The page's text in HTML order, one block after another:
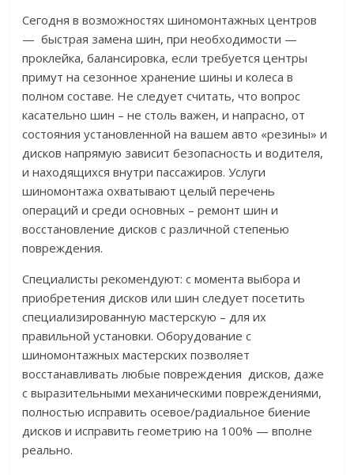
Сегодня в возможностях шиномонтажных центров
— быстрая замена шин, при необходимости —
проклейка, балансировка, если требуется центры
примут на сезонное хранение шины и колеса в
полном составе. Не следует считать, что вопрос
касательно шин – не столь важен, и напрасно, от
состояния установленной на вашем авто «резины» и
дисков напрямую зависит безопасность и водителя,
и находящихся внутри пассажиров. Услуги
шиномонтажа охватывают целый перечень
операций и среди основных – ремонт шин и
восстановление дисков с различной степенью
повреждения.
Специалисты рекомендуют: с момента выбора и
приобретения дисков или шин следует посетить
специализированную мастерскую – для их
правильной установки. Оборудование с
шиномонтажных мастерских позволяет
восстанавливать любые повреждения дисков, даже
с выразительными механическими повреждениями,
полностью исправить осевое/радиальное биение
дисков и исправить геометрию на 100% — вполне
реально.